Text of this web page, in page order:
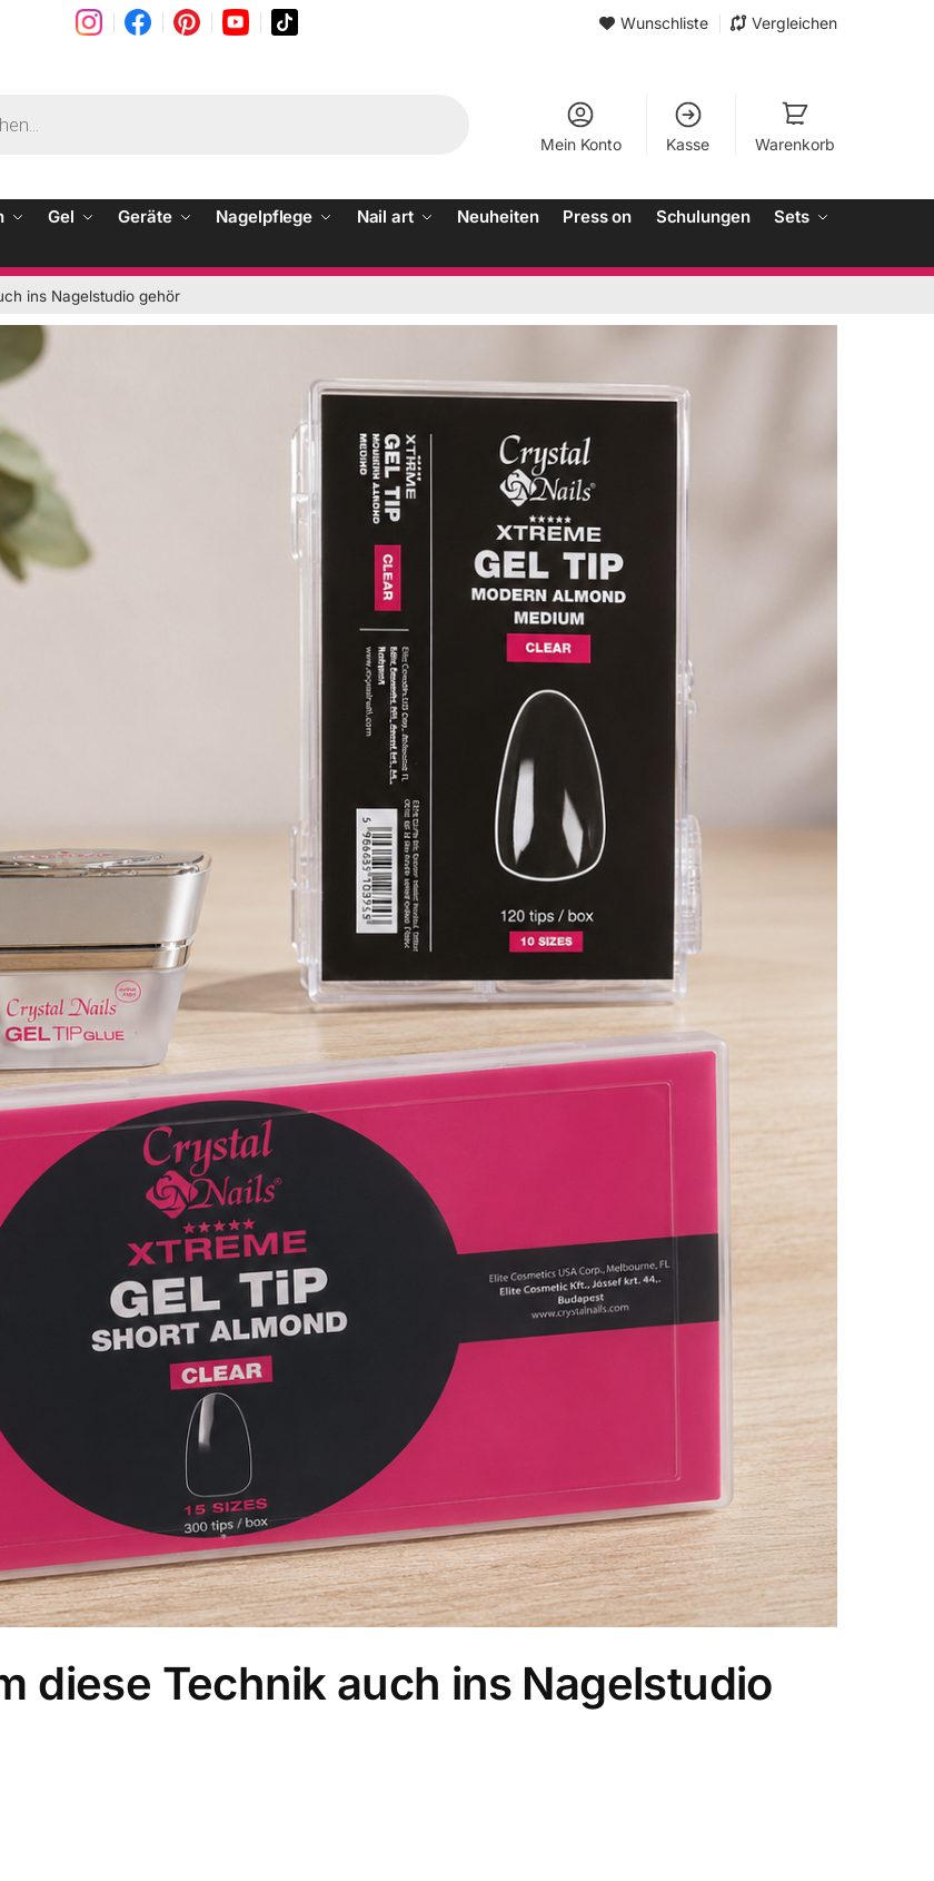
Wunschliste Vergleichen
Mein Konto Kasse Warenkorb
Gel Geräte Nagelpflege Nail art Neuheiten Press on Schulungen
Sets
ins Nagelstudio gehör
diese Technik auch ins Nagelstudio